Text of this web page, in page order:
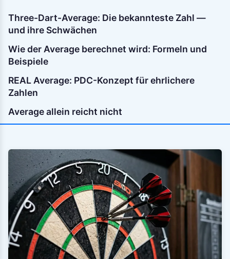
Three-Dart-Average: Die bekannteste Zahl —
und ihre Schwächen
Wie der Average berechnet wird: Formeln und
Beispiele
REAL Average: PDC-Konzept für ehrlichere
Zahlen
Average allein reicht nicht